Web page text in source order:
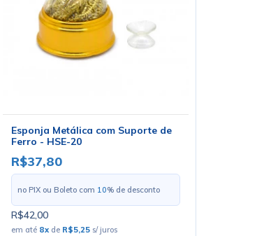
Esponja Metálica com Suporte de
Ferro - HSE-20
R$37,80
no PIX ou Boleto com 10% de desconto
R$42,00
em até 8x de R$5,25 s/ juros